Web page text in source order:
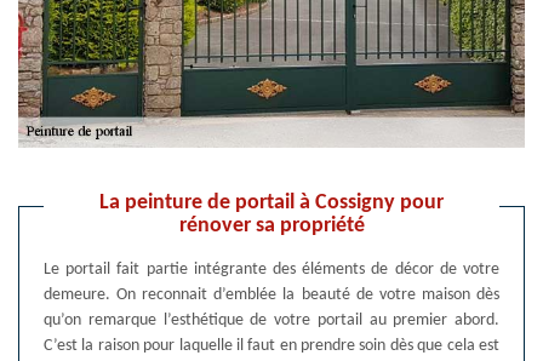
La peinture de portail à Cossigny pour
rénover sa propriété
Le portail fait partie intégrante des éléments de décor de votre
demeure. On reconnait d’emblée la beauté de votre maison dès
qu’on remarque l’esthétique de votre portail au premier abord.
C’est la raison pour laquelle il faut en prendre soin dès que cela est